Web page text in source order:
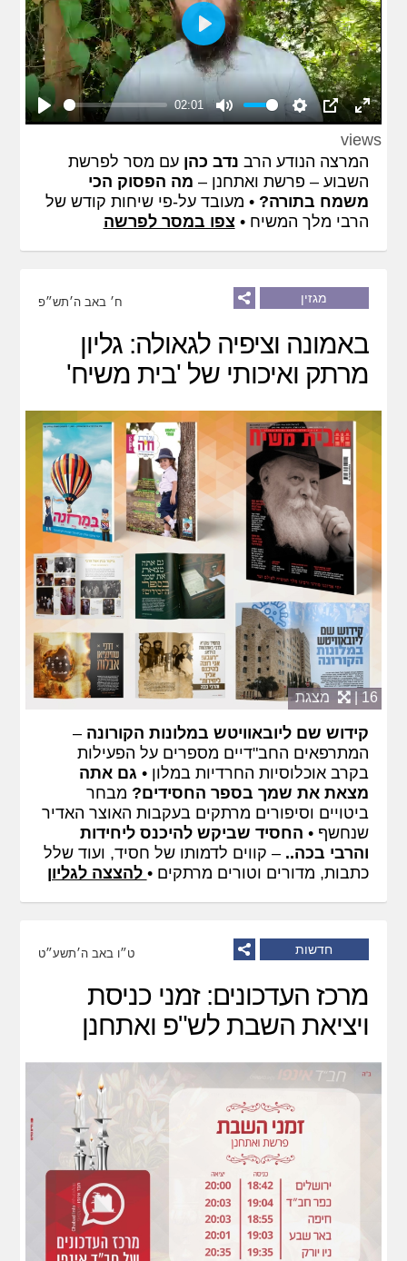
Play
02:01
Mute Settings PIPEnter
fullscreen
Play
views
המרצה הנודע הרב נדב כהן עם מסר לפרשת
השבוע – פרשת ואתחנן – מה הפסוק הכי
משמח בתורה? • מעובד על-פי שיחות קודש של
הרבי מלך המשיח • צפו במסר לפרשה
מגזין ח׳ באב ה׳תש״פ
באמונה וציפיה לגאולה: גליון
מרתק ואיכותי של 'בית משיח'
16 | מצגת
קידוש שם ליובאוויטש במלונות הקורונה –
המתרפאים החב"דיים מספרים על הפעילות
בקרב אוכלוסיות החרדיות במלון • גם אתה
מצאת את שמך בספר החסידים? מבחר
ביטויים וסיפורים מרתקים בעקבות האוצר האדיר
שנחשף • החסיד שביקש להיכנס ליחידות
והרבי בכה.. – קווים לדמותו של חסיד, ועוד שלל
כתבות, מדורים וטורים מרתקים • להצצה לגליון
חדשות ט״ו באב ה׳תשע״ט
מרכז העדכונים: זמני כניסת
ויציאת השבת לש"פ ואתחנן